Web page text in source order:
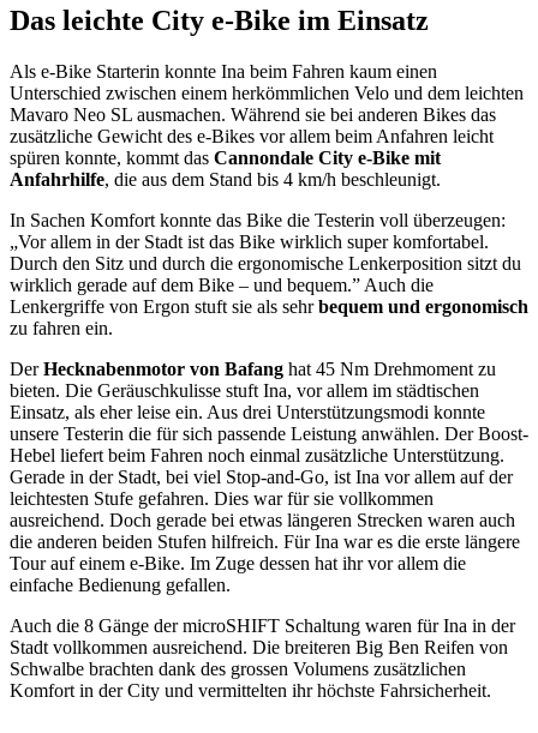
Das leichte City e-Bike im Einsatz
Als e-Bike Starterin konnte Ina beim Fahren kaum einen
Unterschied zwischen einem herkömmlichen Velo und dem leichten
Mavaro Neo SL ausmachen. Während sie bei anderen Bikes das
zusätzliche Gewicht des e-Bikes vor allem beim Anfahren leicht
spüren konnte, kommt das Cannondale City e-Bike mit
Anfahrhilfe, die aus dem Stand bis 4 km/h beschleunigt.
In Sachen Komfort konnte das Bike die Testerin voll überzeugen:
„Vor allem in der Stadt ist das Bike wirklich super komfortabel.
Durch den Sitz und durch die ergonomische Lenkerposition sitzt du
wirklich gerade auf dem Bike – und bequem.” Auch die
Lenkergriffe von Ergon stuft sie als sehrbequem und ergonomisch
zu fahren ein.
DerHecknabenmotor von Bafang hat 45 Nm Drehmoment zu
bieten. Die Geräuschkulisse stuft Ina, vor allem im städtischen
Einsatz, als eher leise ein. Aus drei Unterstützungsmodi konnte
unsere Testerin die für sich passende Leistung anwählen. Der Boost-
Hebel liefert beim Fahren noch einmal zusätzliche Unterstützung.
Gerade in der Stadt, bei viel Stop-and-Go, ist Ina vor allem auf der
leichtesten Stufe gefahren. Dies war für sie vollkommen
ausreichend. Doch gerade bei etwas längeren Strecken waren auch
die anderen beiden Stufen hilfreich. Für Ina war es die erste längere
Tour auf einem e-Bike. Im Zuge dessen hat ihr vor allem die
einfache Bedienung gefallen.
Auch die 8 Gänge der microSHIFT Schaltung waren für Ina in der
Stadt vollkommen ausreichend. Die breiteren Big Ben Reifen von
Schwalbe brachten dank des grossen Volumens zusätzlichen
Komfort in der City und vermittelten ihr höchste Fahrsicherheit.